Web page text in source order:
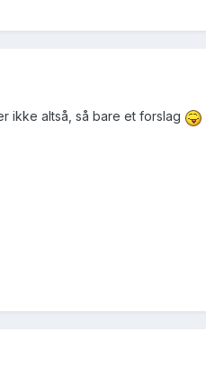
ikke altså, så bare et forslag